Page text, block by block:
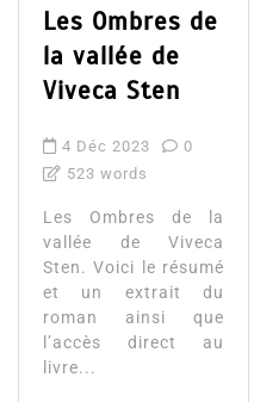
Les Ombres de
la vallée de
Viveca Sten
4 Déc 2023
0
523 words
Les Ombres de la
vallée de Viveca
Sten. Voici le résumé
et un extrait du
roman ainsi que
l’accès direct au
livre...